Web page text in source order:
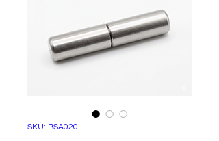
SKU: BSA020